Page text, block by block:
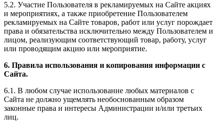
5.2. Участие Пользователя в рекламируемых на Сайте акциях
и мероприятиях, а также приобретение Пользователем
рекламируемых на Сайте товаров, работ или услуг порождает
права и обязательства исключительно между Пользователем и
лицом, реализующим соответствующий товар, работу, услуг
или проводящим акцию или мероприятие.
6. Правила использования и копирования информации с
Сайта.
6.1. В любом случае использование любых материалов с
Сайта не должно ущемлять необоснованным образом
законные права и интересы Администрации и/или третьих
лиц.